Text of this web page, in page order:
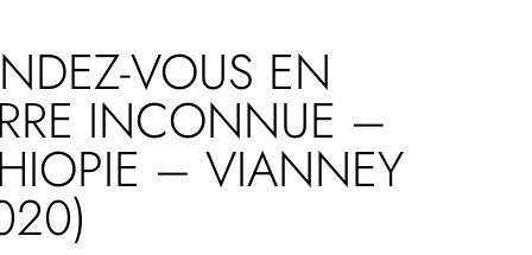
VOUS EN
INCONNUE –
– VIANNEY